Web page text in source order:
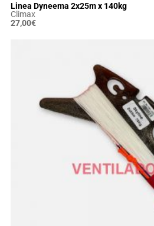
Linea Dyneema 2x25m x 140kg
Climax
27,00€